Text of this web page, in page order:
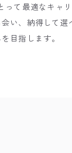
て最適なキャリ
い、納得して選
目指します。